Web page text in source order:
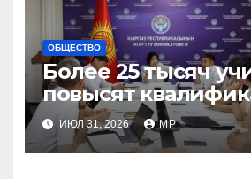
ОБЩЕСТВО
Более 25 тысяч
повысят
ИЮЛ 31, 2026 MP